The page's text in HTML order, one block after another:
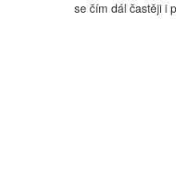
se čím dál častěji i